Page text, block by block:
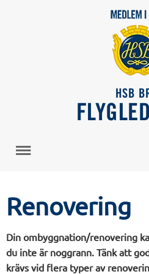
HSB
Renovering
Din ombyggnation/renovering
du inte är noggrann. Tänk att
krävs vid flera typer av